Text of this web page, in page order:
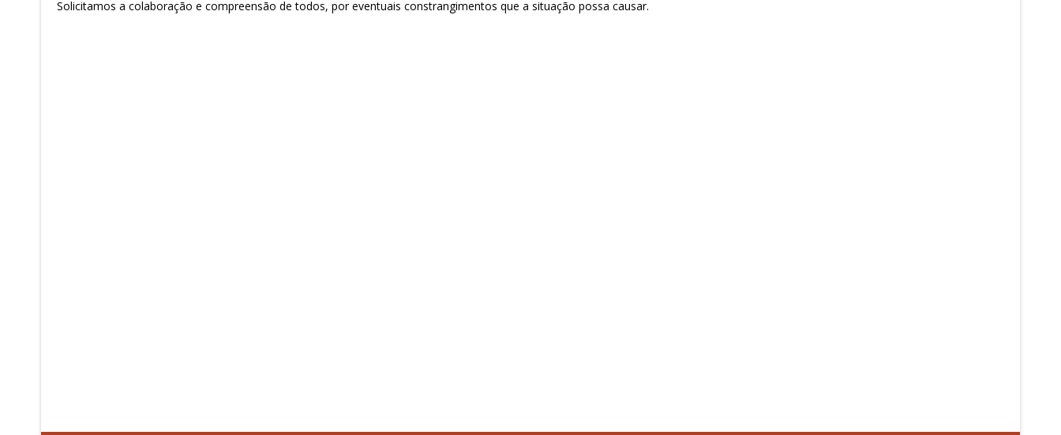
Solicitamos a colaboração e compreensão de todos, por eventuais constrangimentos que a situação possa causar.